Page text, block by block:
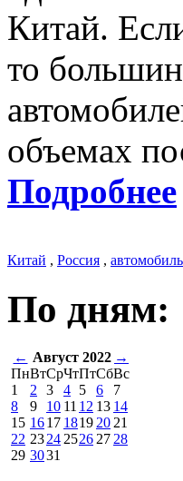
Китай.
то
объемах
Подробнее
Китай , Россия , автомобиль
По дням:
← Август 2022 →
ПнВтСрЧтПтСбВс
1
2 3 4 5 6
7
8
9 10 11 12 13 14
15 1617 1819 20 21
22 2324 2526 27 28
29 3031